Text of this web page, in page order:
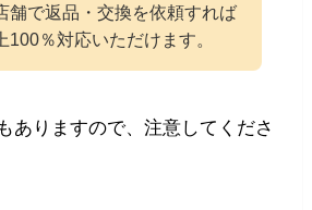
舗で返品・交換を依頼すれば
100％対応いただけます。
ありますので、注意してくださ